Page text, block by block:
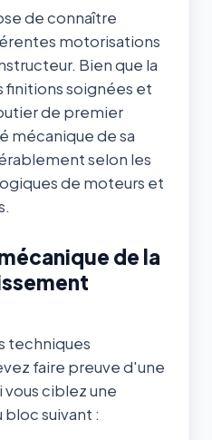
de connaître
motorisations
Bien que la
finitions soignées et
de premier
mécanique de sa
selon les
de moteurs et
de la
techniques
faire preuve d'une
ciblez une
suivant :